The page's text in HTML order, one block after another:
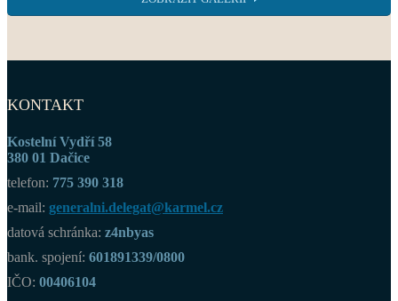
KONTAKT
Kostelní Vydří 58
380 01 Dačice
telefon: 775 390 318
e-mail: generalni.delegat@karmel.cz
datová schránka: z4nbyas
bank. spojení: 601891339/0800
IČO: 00406104